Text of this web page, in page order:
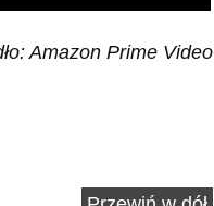
Amazon Prime Video